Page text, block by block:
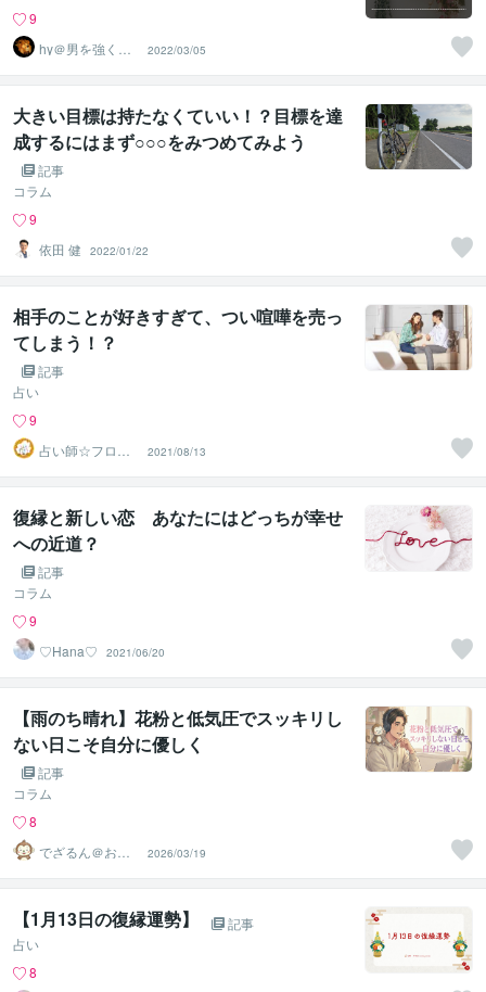
9
hy＠男を強くす
る者
2022/03/05
大きい目標は持たなくていい！？目標を達
成するにはまず○○○をみつめてみよう
記事
コラム
9
依田 健
2022/01/22
相手のことが好きすぎて、つい喧嘩を売っ
てしまう！？
記事
占い
9
占い師☆フロー
ネ
2021/08/13
復縁と新しい恋 あなたにはどっちが幸せ
への近道？
記事
コラム
9
♡Hana♡
2021/06/20
【雨のち晴れ】花粉と低気圧でスッキリし
ない日こそ自分に優しく
記事
コラム
8
でざるん＠お話
し好きなWebデ
ザイナー
2026/03/19
【1月13日の復縁運勢】
記事
占い
8